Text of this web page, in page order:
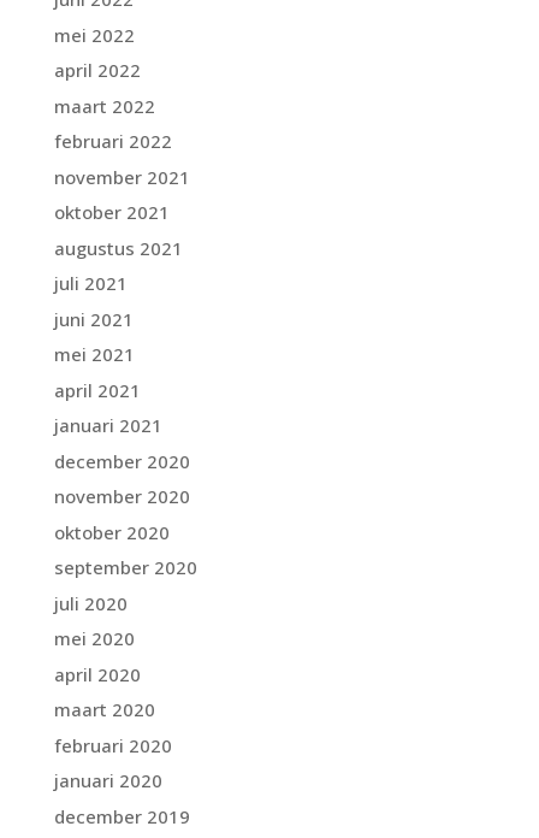
mei 2022
april 2022
maart 2022
februari 2022
november 2021
oktober 2021
augustus 2021
juli 2021
juni 2021
mei 2021
april 2021
januari 2021
december 2020
november 2020
oktober 2020
september 2020
juli 2020
mei 2020
april 2020
maart 2020
februari 2020
januari 2020
december 2019